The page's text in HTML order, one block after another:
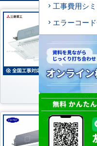
用エ
アフ
向小
200V
AC特
東芝
neo
工事費用シ
エラーコー